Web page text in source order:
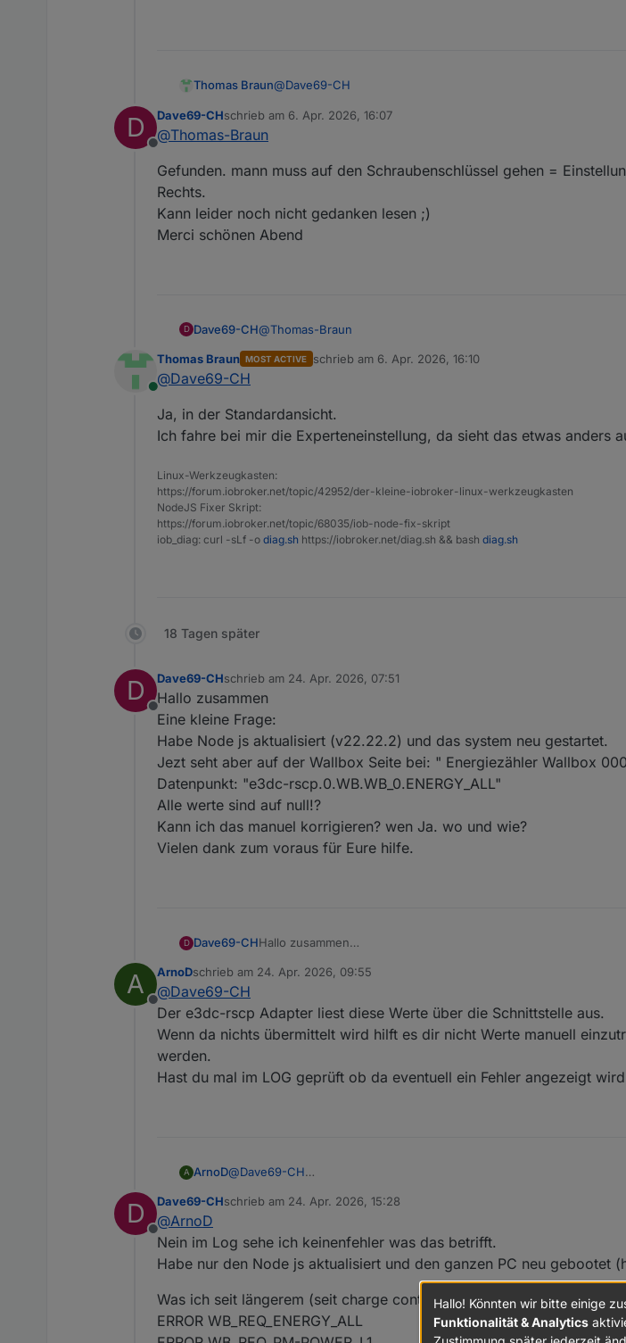
Thomas Braun@Dave69-CH
Was meinst du damit?
D
Offline
Dave69-CHschrieb am 6. Apr. 2026, 16:07
zuletzt editiert von
@Thomas-Braun
Gefunden. mann muss auf den Schraubenschlüssel gehen =
Rechts.
Kann leider noch nicht gedanken lesen ;)
Merci schönen Abend
D Dave69-CH@Thomas-Braun
Gefunden. mann muss auf den Schraubenschlüssel gehen =
Merci schönen Abend
Online
Thomas Braun MOST ACTIVE schrieb am 6. Apr. 2026, 16:10
zuletzt editiert von
@Dave69-CH
Ja, in der Standardansicht.
Ich fahre bei mir die Experteneinstellung, da sieht das etwas anders
Linux-Werkzeugkasten:
https://forum.iobroker.net/topic/42952/der-kleine-iobroker-linux-werkzeugkasten
NodeJS Fixer Skript:
https://forum.iobroker.net/topic/68035/iob-node-fix-skript
iob_diag: curl -sLf -o diag.sh https://iobroker.net/diag.sh && bash diag.sh
18 Tagen später
D
Offline
Dave69-CHschrieb am 24. Apr. 2026, 07:51
zuletzt editiert von
Hallo zusammen
Eine kleine Frage:
Habe Node js aktualisiert (v22.22.2) und das system neu gestartet.
Jezt seht aber auf der Wallbox Seite bei: " Energiezähler Wallbox
Datenpunkt: "e3dc-rscp.0.WB.WB_0.ENERGY_ALL"
Alle werte sind auf null!?
Kann ich das manuel korrigieren? wen Ja. wo und wie?
Vielen dank zum voraus für Eure hilfe.
D Dave69-CHHallo zusammen
Habe Node js aktualisiert (v22.22.2) und das system neu gestartet.
Datenpunkt: "e3dc-rscp.0.WB.WB_0.ENERGY_ALL"
Alle werte sind auf null!?
Kann ich das manuel korrigieren? wen Ja. wo und wie?
A
Offline
ArnoDschrieb am 24. Apr. 2026, 09:55
zuletzt editiert von
@Dave69-CH
Der e3dc-rscp Adapter liest diese Werte über die Schnittstelle aus.
Wenn da nichts übermittelt wird hilft es dir nicht Werte manuell
werden.
Hast du mal im LOG geprüft ob da eventuell ein Fehler angezeigt
A ArnoD@Dave69-CH
Wenn da nichts übermittelt wird hilft es dir nicht Werte manuell
D
Offline
Dave69-CHschrieb am 24. Apr. 2026, 15:28
zuletzt editiert von
@ArnoD
Nein im Log sehe ich keinenfehler was das betrifft.
Habe nur den Node js aktualisiert und den ganzen PC neu gebootet
Was ich seit längerem (seit charge control läuft) habe ist 4 warn.
ERROR WB_REQ_ENERGY_ALL
Hallo! Könnten wir bitte einige
Funktionalität & Analytics